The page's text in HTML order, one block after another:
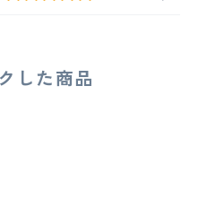
した商品